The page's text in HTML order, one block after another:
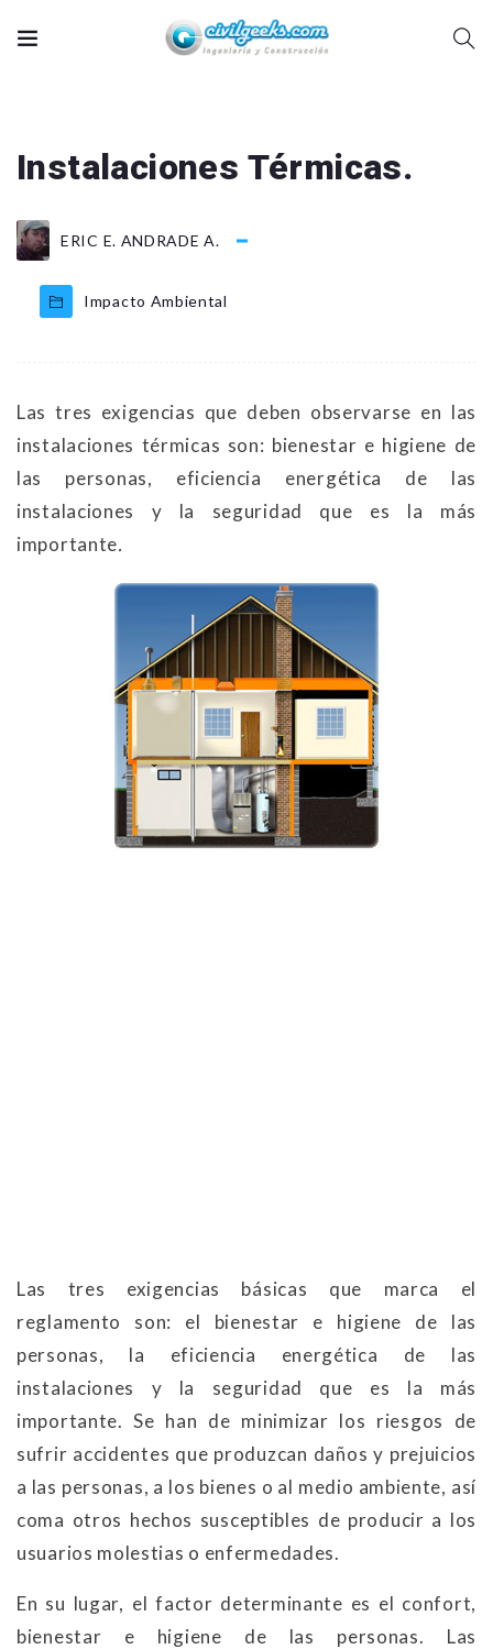
Instalaciones Térmicas.
ERIC E. ANDRADE A.
Impacto Ambiental
Las tres exigencias que deben observarse en las
instalaciones térmicas son: bienestar e higiene de
las personas, eficiencia energética de las
instalaciones y la seguridad que es la más
importante.
Las tres exigencias básicas que marca el
reglamento son: el bienestar e higiene de las
personas, la eficiencia energética de las
instalaciones y la seguridad que es la más
importante. Se han de minimizar los riesgos de
sufrir accidentes que produzcan daños y prejuicios
a las personas, a los bienes o al medio ambiente, así
coma otros hechos susceptibles de producir a los
usuarios molestias o enfermedades.
En su lugar, el factor determinante es el confort,
bienestar e higiene de las personas. Las